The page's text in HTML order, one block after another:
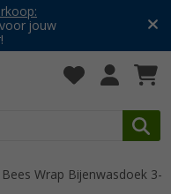
jouw
Bees Wrap Bijenwasdoek 3-